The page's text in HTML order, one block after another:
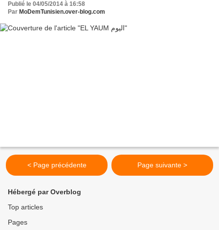
Publié le 04/05/2014 à 16:58
Par MoDemTunisien.over-blog.com
< Page précédente Page suivante >
Hébergé par Overblog
Top articles
Pages